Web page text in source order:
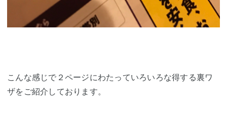
こんな感じで２ページにわたっていろいろな得する裏ワ
ザをご紹介しております。